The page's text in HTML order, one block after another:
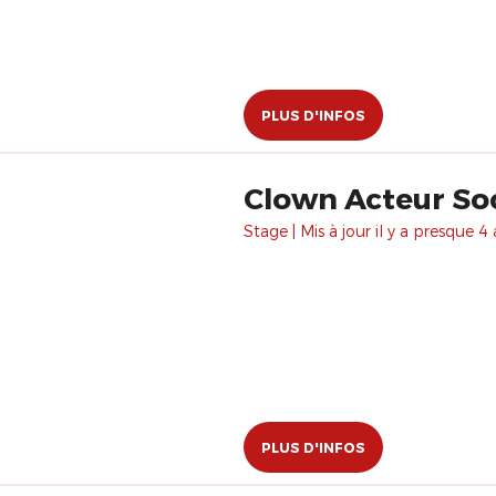
PLUS D'INFOS
Clown Acteur
Stage | Mis à jour il y a presque 4
PLUS D'INFOS